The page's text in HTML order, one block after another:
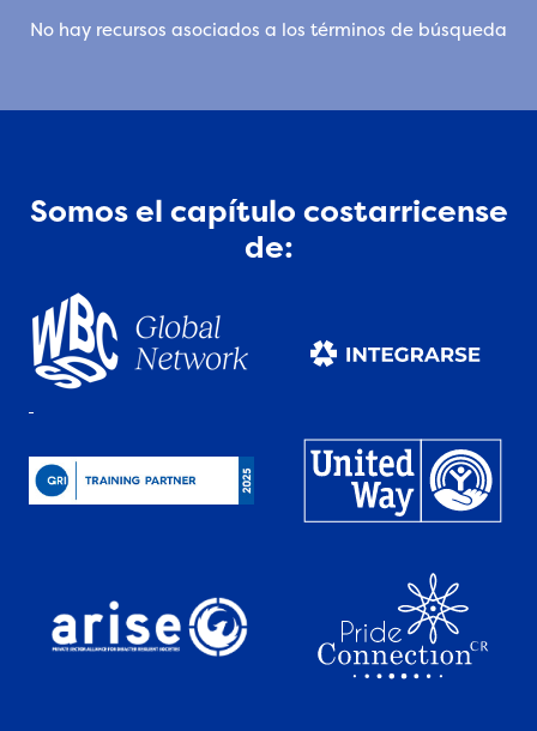
No hay recursos asociados a los términos de búsqueda
Somos el capítulo costarricense
de: